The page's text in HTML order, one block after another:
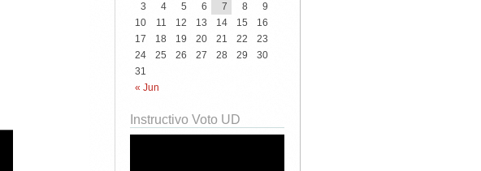
« Jun
3
4 5 6 7 8
9
10
11 12 13 14 15
16
17
18 19 20 21 22
23
24
25 26 27 28 29
30
31
Instructivo Voto UD
Reproductor